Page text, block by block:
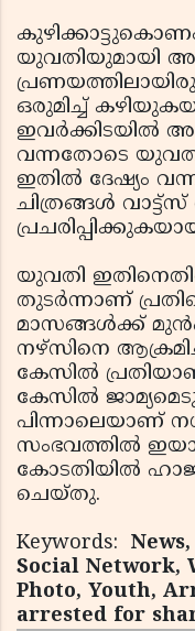
യുവതിയുമായി
ഒരുമിച്ച്
ഇവര്‍ക്കിടയില്‍
വന്നതോടെ
ഇതില്‍ ദേഷ്യം
ചിത്രങ്ങള്‍
യുവതി
തുടര്‍ന്നാണ്
മാസങ്ങള്‍ക്ക്
നഴ്സിനെ
കേസില്‍
കേസില്‍
പിന്നാലെയാണ്
സംഭവത്തില്‍
കോടതിയില്‍
ചെയ്തു.
Keywords:
Social Network,
Photo, Youth,
arrested for